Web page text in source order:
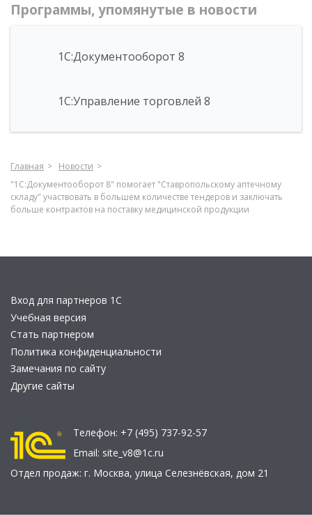
Программы, упомянутые в новости
1С:Документооборот 8
1С:Управление торговлей 8
Главная
Новости
"1С:Документооборот 8" помогает "Ставропольскому аптечному
складу" участвовать в большем количестве тендеров и заключать
больше контрактов на поставку медицинской продукции
Вход для партнеров 1С
Учебная версия
Стать партнером
Политика конфиденциальности
Замечания по сайту
Другие сайты
Телефон: +7 (495) 737-92-57
Email: site_v8@1c.ru
Отдел продаж: г. Москва, улица Селезнёвская, дом 21